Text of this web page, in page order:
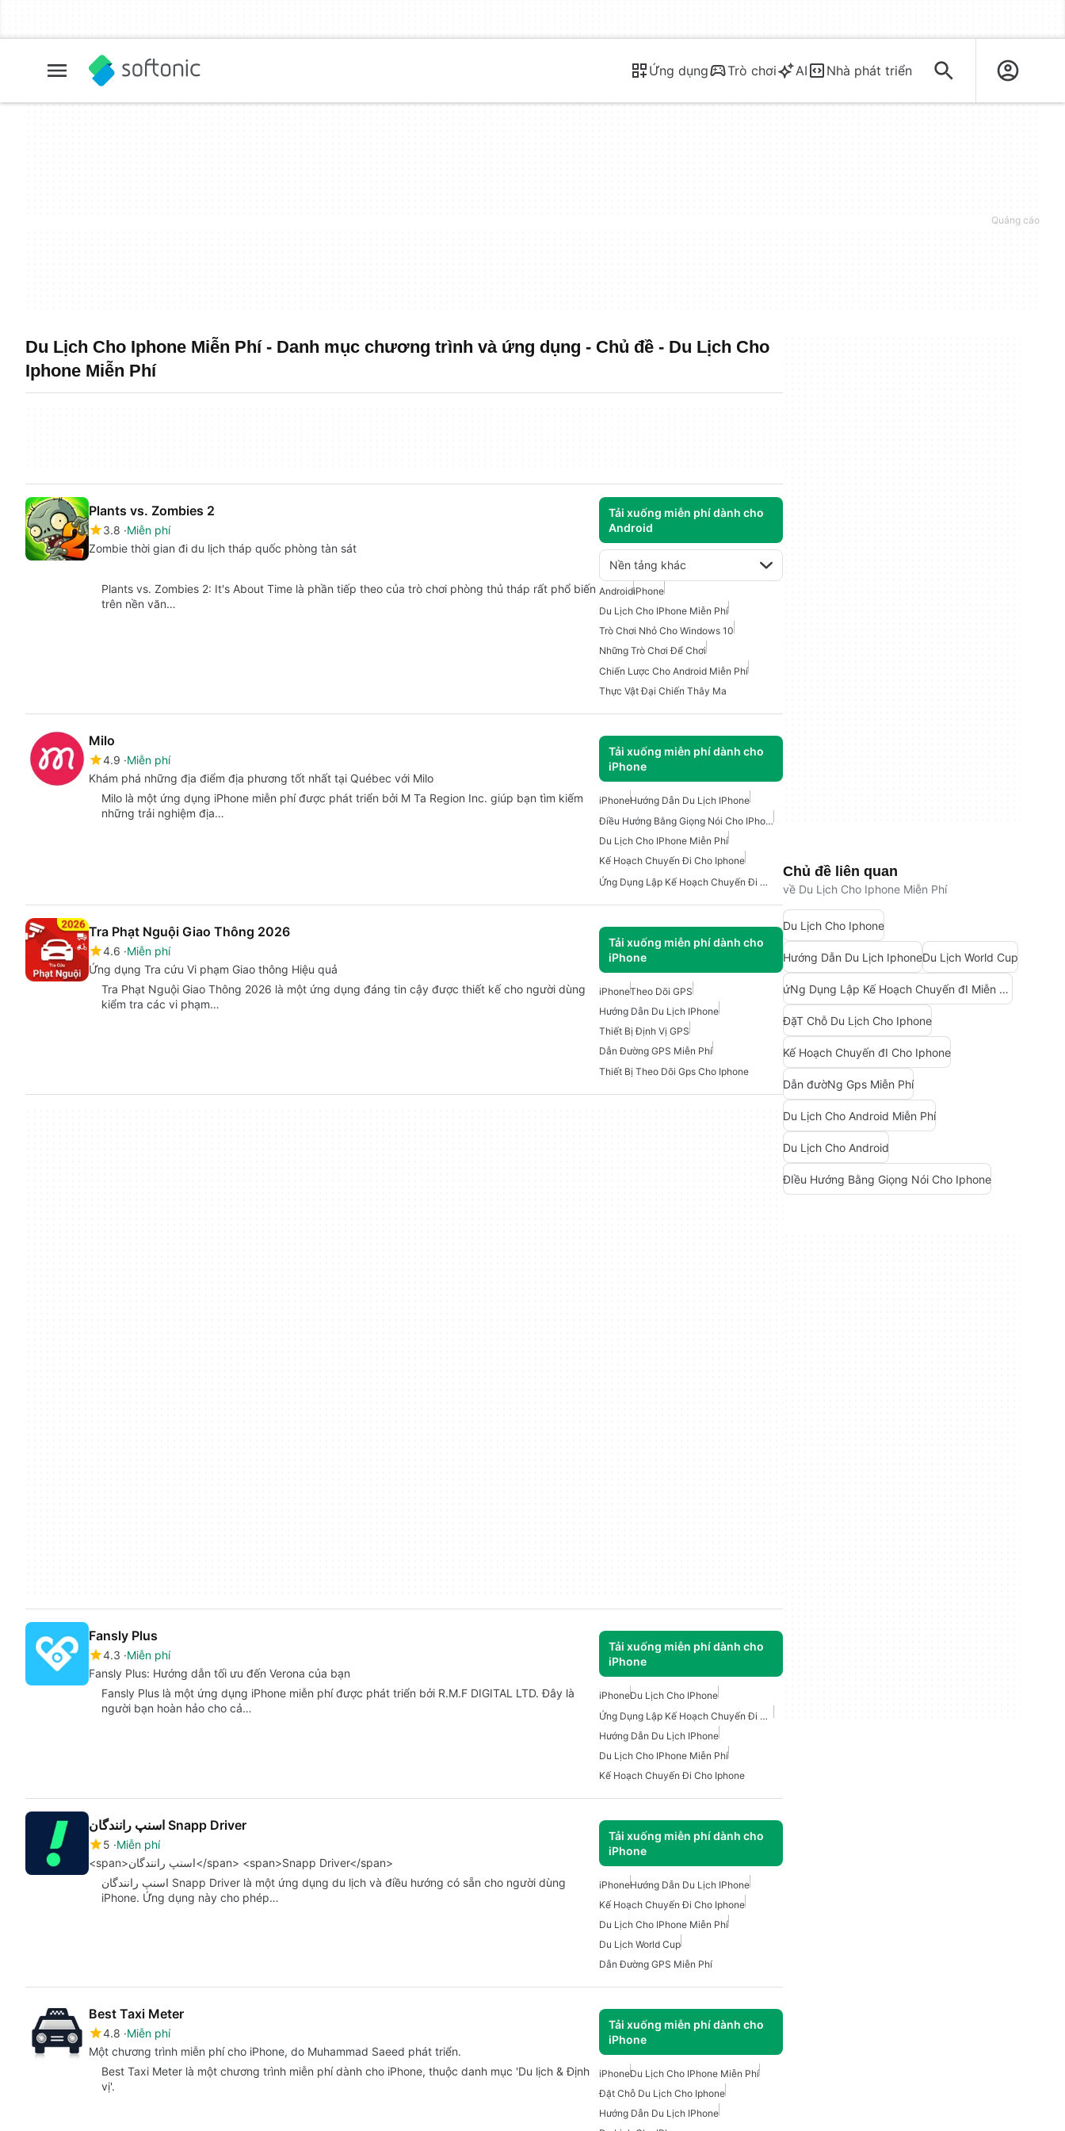
Ứng dụng Trò chơi AI Nhà phát triển
Du Lịch Cho Iphone Miễn Phí - Danh mục chương trình và ứng dụng - Chủ đề - Du Lịch Cho
Iphone Miễn Phí
Plants vs. Zombies 2
3.8 Miễn phí
Zombie thời gian đi du lịch tháp quốc phòng tàn sát
Tải xuống miễn phí dành cho
Android
Nền tảng khác
Plants vs. Zombies 2: It's About Time là phần tiếp theo của trò chơi phòng thủ tháp rất phổ biến
trên nền văn…
AndroidiPhone
Du Lịch Cho IPhone Miễn Phí
Trò Chơi Nhỏ Cho Windows 10
Những Trò Chơi Để Chơi
Chiến Lược Cho Android Miễn Phí
Thực Vật Đại Chiến Thây Ma
Milo
4.9 Miễn phí
Khám phá những địa điểm địa phương tốt nhất tại Québec với Milo
Tải xuống miễn phí dành cho
iPhone
Milo là một ứng dụng iPhone miễn phí được phát triển bởi M Ta Region Inc. giúp bạn tìm kiếm
những trải nghiệm địa…
iPhoneHướng Dẫn Du Lịch IPhone
Điều Hướng Bằng Giọng Nói Cho IPhone
Du Lịch Cho IPhone Miễn Phí
Kế Hoạch Chuyến Đi Cho Iphone
Ứng Dụng Lập Kế Hoạch Chuyến Đi Miễn Phí Cho IPhone
Tra Phạt Nguội Giao Thông 2026
4.6 Miễn phí
Ứng dụng Tra cứu Vi phạm Giao thông Hiệu quả
Tải xuống miễn phí dành cho
iPhone
Tra Phạt Nguội Giao Thông 2026 là một ứng dụng đáng tin cậy được thiết kế cho người dùng
kiểm tra các vi phạm…
iPhoneTheo Dõi GPS
Hướng Dẫn Du Lịch IPhone
Thiết Bị Định Vị GPS
Dẫn Đường GPS Miễn Phí
Thiết Bị Theo Dõi Gps Cho Iphone
Fansly Plus
4.3 Miễn phí
Fansly Plus: Hướng dẫn tối ưu đến Verona của bạn
Tải xuống miễn phí dành cho
iPhone
Fansly Plus là một ứng dụng iPhone miễn phí được phát triển bởi R.M.F DIGITAL LTD. Đây là
người bạn hoàn hảo cho cả…
iPhoneDu Lịch Cho IPhone
Ứng Dụng Lập Kế Hoạch Chuyến Đi Miễn Phí Cho IPhone
Hướng Dẫn Du Lịch IPhone
Du Lịch Cho IPhone Miễn Phí
Kế Hoạch Chuyến Đi Cho Iphone
اسنپ رانندگان Snapp Driver
5 Miễn phí
<span>اسنپ رانندگان</span> <span>Snapp Driver</span>
Tải xuống miễn phí dành cho
iPhone
اسنپ رانندگان Snapp Driver là một ứng dụng du lịch và điều hướng có sẵn cho người dùng
iPhone. Ứng dụng này cho phép…
iPhoneHướng Dẫn Du Lịch IPhone
Kế Hoạch Chuyến Đi Cho Iphone
Du Lịch Cho IPhone Miễn Phí
Du Lịch World Cup
Dẫn Đường GPS Miễn Phí
Best Taxi Meter
4.8 Miễn phí
Một chương trình miễn phí cho iPhone, do Muhammad Saeed phát triển.
Tải xuống miễn phí dành cho
iPhone
Best Taxi Meter là một chương trình miễn phí dành cho iPhone, thuộc danh mục 'Du lịch & Định
vị'.
iPhoneDu Lịch Cho IPhone Miễn Phí
Đặt Chỗ Du Lịch Cho Iphone
Hướng Dẫn Du Lịch IPhone
Chủ đề liên quan
về Du Lịch Cho Iphone Miễn Phí
Du Lịch Cho Iphone
Hướng Dẫn Du Lịch IphoneDu Lịch World Cup
ứNg Dụng Lập Kế Hoạch Chuyến đI Miễn Phí Cho Iphone
ĐặT Chỗ Du Lịch Cho Iphone
Kế Hoạch Chuyến đI Cho Iphone
Dẫn đườNg Gps Miễn Phí
Du Lịch Cho Android Miễn Phí
Du Lịch Cho Android
ĐIều Hướng Bằng Giọng Nói Cho Iphone